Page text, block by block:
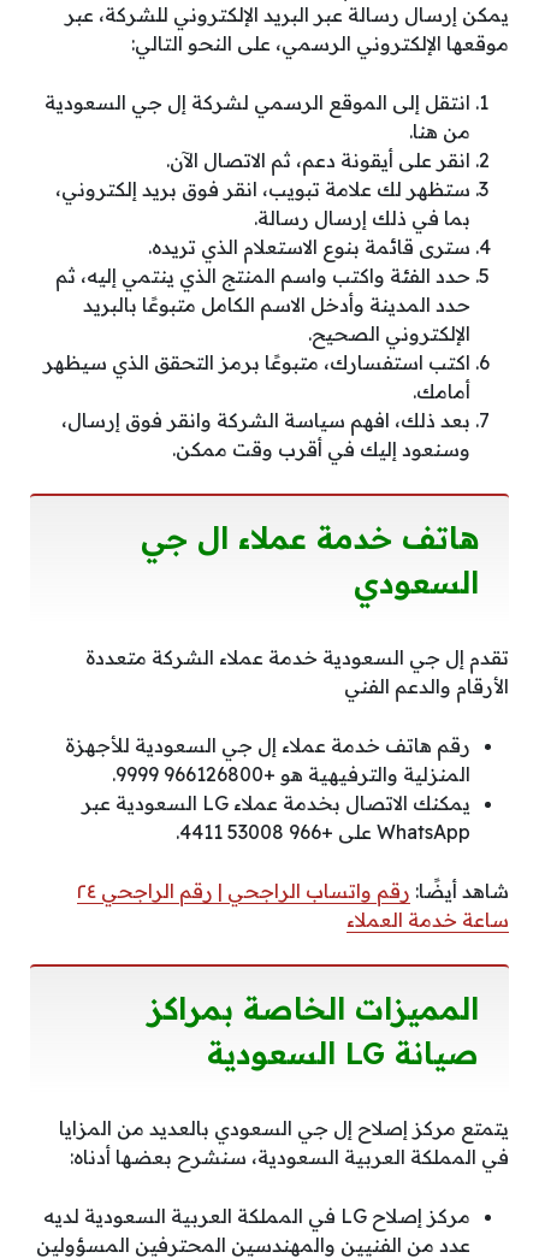
يمكن إرسال رسالة عبر البريد الإلكتروني للشركة، عبر
موقعها الإلكتروني الرسمي، على النحو التالي:
انتقل إلى الموقع الرسمي لشركة إل جي السعودية
من هنا.
انقر على أيقونة دعم، ثم الاتصال الآن.
ستظهر لك علامة تبويب، انقر فوق بريد إلكتروني،
بما في ذلك إرسال رسالة.
سترى قائمة بنوع الاستعلام الذي تريده.
حدد الفئة واكتب واسم المنتج الذي ينتمي إليه، ثم
حدد المدينة وأدخل الاسم الكامل متبوعًا بالبريد
الإلكتروني الصحيح.
اكتب استفسارك، متبوعًا برمز التحقق الذي سيظهر
أمامك.
بعد ذلك، افهم سياسة الشركة وانقر فوق إرسال،
وسنعود إليك في أقرب وقت ممكن.
هاتف خدمة عملاء ال جي
السعودي
تقدم إل جي السعودية خدمة عملاء الشركة متعددة
الأرقام والدعم الفني
رقم هاتف خدمة عملاء إل جي السعودية للأجهزة
المنزلية والترفيهية هو +966126800 9999.
يمكنك الاتصال بخدمة عملاء LG السعودية عبر
WhatsApp على +966 53008 4411.
شاهد أيضًا:
رقم واتساب الراجحي | رقم الراجحي ٢٤
ساعة خدمة العملاء
المميزات الخاصة بمراكز
صيانة LG السعودية
يتمتع مركز إصلاح إل جي السعودي بالعديد من المزايا
في المملكة العربية السعودية، سنشرح بعضها أدناه:
مركز إصلاح LG في المملكة العربية السعودية لديه
عدد من الفنيين والمهندسين المحترفين المسؤولين